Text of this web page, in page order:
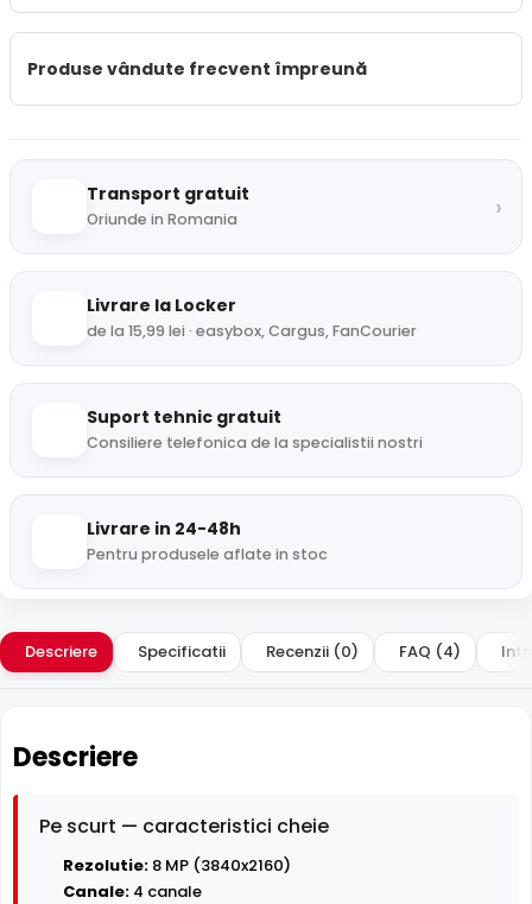
Produse vândute frecvent împreună
Transport gratuit
Oriunde in Romania ›
Livrare la Locker
de la 15,99 lei · easybox, Cargus, FanCourier
Suport tehnic gratuit
Consiliere telefonica de la specialistii nostri
Livrare in 24-48h
Pentru produsele aflate in stoc
Descriere Specificatii Recenzii (0) FAQ (4)
Descriere
Pe scurt — caracteristici cheie
Rezolutie: 8 MP (3840x2160)
Canale: 4 canale